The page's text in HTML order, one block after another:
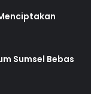
Sumsel Bebas